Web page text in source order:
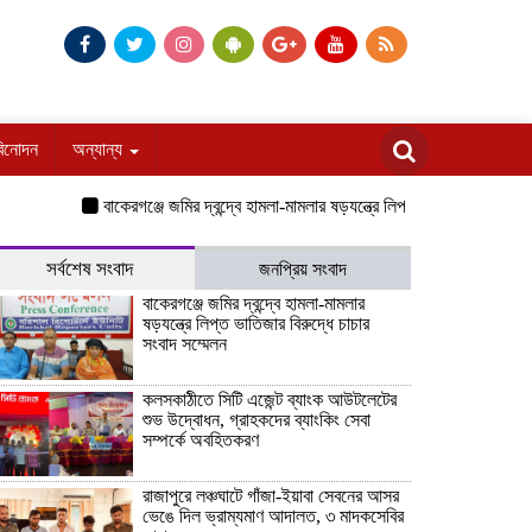
অন্যান্য
বাকেরগঞ্জে জমির দ্বন্দ্বে হামলা-মামলার ষড়যন্ত্রে লিপ্ত ভাতিজার বিরুদ্ধে চাচার
সর্বশেষ সংবাদ
জনপ্রিয় সংবাদ
বাকেরগঞ্জে জমির দ্বন্দ্বে হামলা-মামলার
ষড়যন্ত্রে লিপ্ত ভাতিজার বিরুদ্ধে চাচার
সংবাদ সম্মেলন
কলসকাঠীতে সিটি এজেন্ট ব্যাংক আউটলেটের
শুভ উদ্বোধন, গ্রাহকদের ব্যাংকিং সেবা
সম্পর্কে অবহিতকরণ
রাজাপুরে লঞ্চঘাটে গাঁজা-ইয়াবা সেবনের আসর
ভেঙে দিল ভ্রাম্যমাণ আদালত, ৩ মাদকসেবির